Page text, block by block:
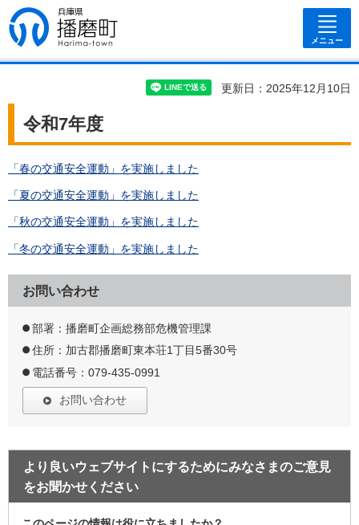
兵庫県 播磨
町
メニュー
更新日：2025年12月10日
令和7年度
「春の交通安全運動」を実施しました
「夏の交通安全運動」を実施しました
「秋の交通安全運動」を実施しました
「冬の交通安全運動」を実施しました
お問い合わせ
部署：播磨町企画総務部危機管理課
住所：加古郡播磨町東本荘1丁目5番30号
電話番号：079-435-0991
お問い合わせ
より良いウェブサイトにするためにみなさまのご意見
をお聞かせください